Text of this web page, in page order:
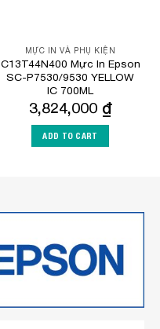
MỰC IN VÀ PHỤ KIỆN
C13T44N400 Mực In Epson
SC-P7530/9530 YELLOW
IC 700ML
3,824,000 ₫
ADD TO CART